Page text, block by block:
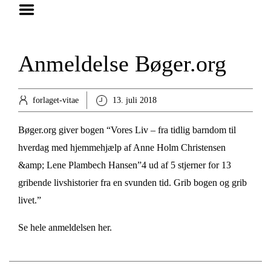
Anmeldelse Bøger.org
forlaget-vitae 13. juli 2018
Bøger.org giver bogen “Vores Liv – fra tidlig barndom til
hverdag med hjemmehjælp af Anne Holm Christensen
&amp; Lene Plambech Hansen”4 ud af 5 stjerner for 13
gribende livshistorier fra en svunden tid. Grib bogen og grib
livet.”
Se hele anmeldelsen her.
Hjem
Bøger
Anmeldelser
Artikler
Kontakt